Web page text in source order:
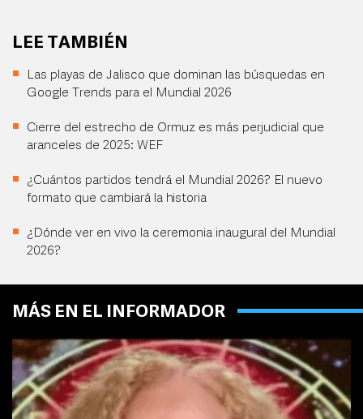
LEE TAMBIÉN
Las playas de Jalisco que dominan las búsquedas en
Google Trends para el Mundial 2026
Cierre del estrecho de Ormuz es más perjudicial que
aranceles de 2025: WEF
¿Cuántos partidos tendrá el Mundial 2026? El nuevo
formato que cambiará la historia
¿Dónde ver en vivo la ceremonia inaugural del Mundial
2026?
MÁS EN EL INFORMADOR